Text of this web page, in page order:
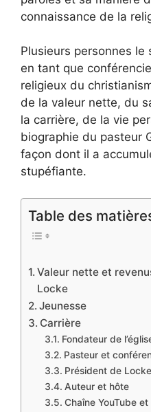
connaissance de la
Plusieurs personnes le
en tant que
religieux du
de la valeur nette, du
la carrière, de la vie
biographie du pasteur
façon dont il a
stupéfiante.
Table des
Valeur nette et
Locke
Jeunesse
Carrière
Fondateur de
Pasteur et
Président de
Auteur et hôte
Chaîne YouTube